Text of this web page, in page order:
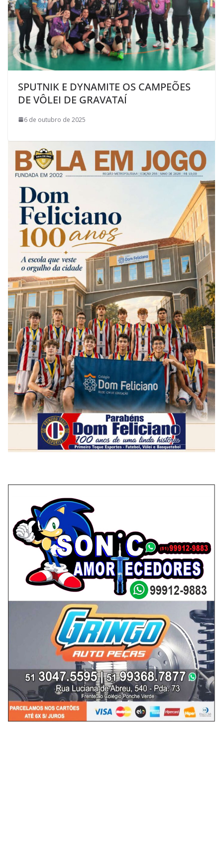
SPUTNIK E DYNAMITE OS CAMPEÕES
DE VÔLEI DE GRAVATAÍ
6 de outubro de 2025